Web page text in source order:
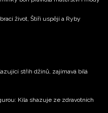
a exkluzivní
Pokud souhlasíte se
život, Štíři uspějí a Ryby
střih džínů, zajímavá bílá
Kila shazuje ze zdravotních